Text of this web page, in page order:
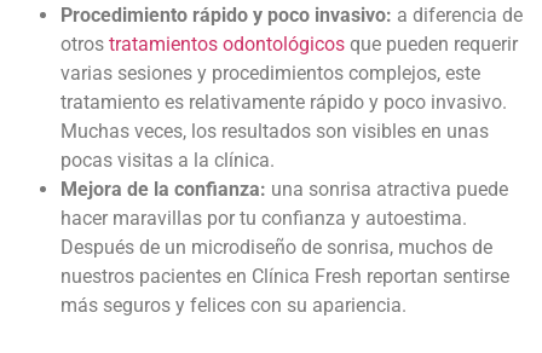
Procedimiento rápido y poco invasivo: a diferencia de
otros tratamientos odontológicos que pueden requerir
varias sesiones y procedimientos complejos, este
tratamiento es relativamente rápido y poco invasivo.
Muchas veces, los resultados son visibles en unas
pocas visitas a la clínica.
Mejora de la confianza: una sonrisa atractiva puede
hacer maravillas por tu confianza y autoestima.
Después de un microdiseño de sonrisa, muchos de
nuestros pacientes en Clínica Fresh reportan sentirse
más seguros y felices con su apariencia.